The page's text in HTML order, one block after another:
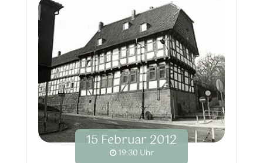
15 Februar 2012
19:30 Uhr